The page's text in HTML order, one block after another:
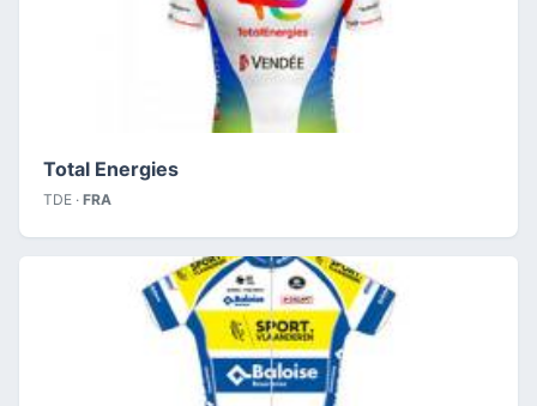
Total Energies
TDE · FRA